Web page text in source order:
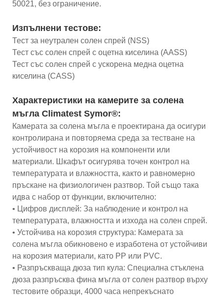
50021, без ограничение.
Изпълнени тестове:
Тест за неутрален солен спрей (NSS)
Тест със солен спрей с оцетна киселина (AASS)
Тест със солен спрей с ускорена медна оцетна
киселина (CASS)
Характеристики на камерите за солена
мъгла Climatest Symor®:
Камерата за солена мъгла е проектирана да осигури
контролирана и повторяема среда за тестване на
устойчивост на корозия на компоненти или
материали. Шкафът осигурява точен контрол на
температурата и влажността, както и равномерно
пръскане на физиологичен разтвор. Той също така
идва с набор от функции, включително:
• Цифров дисплей: За наблюдение и контрол на
температурата, влажността и изхода на солен спрей.
• Устойчива на корозия структура: Камерата за
солена мъгла обикновено е изработена от устойчиви
на корозия материали, като PP или PVC.
• Разпръскваща дюза тип кула: Специална стъклена
дюза разпръсква фина мъгла от солен разтвор върху
тестовите образци, 4000 часа непрекъснато